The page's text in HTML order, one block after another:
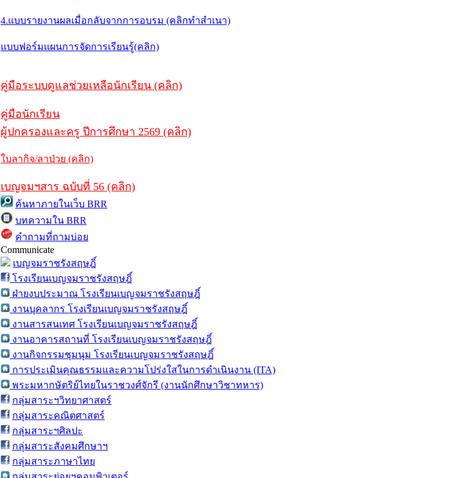
4.แบบรายงานผลเมื่อกลับจากการอบรม (คลิกทำสำเนา)
แบบฟอร์มแผนการจัดการเรียนรู้(คลิก)
คู่มือระบบดูแลช่วยเหลือนักเรียน (คลิก)
คู่มือนักเรียน
ผู้ปกครองและครู ปีการศึกษา 2569 (คลิก)
ใบลากิจ/ลาป่วย (คลิก)
เบญจมฯสาร ฉบับที่ 56 (คลิก)
ค้นหาภายในเว็บ BRR
บทความใน BRR
คำถามที่ถามบ่อย
Communicate
เบญจมราชรังสฤษฎิ์
โรงเรียนเบญจมราชรังสฤษฎิ์
ฝ่ายงบประมาณ โรงเรียนเบญจมราชรังสฤษฎิ์
งานบุคลากร โรงเรียนเบญจมราชรังสฤษฎิ์
งานสารสนเทศ โรงเรียนเบญจมราชรังสฤษฎิ์
งานอาคารสถานที่ โรงเรียนเบญจมราชรังสฤษฎิ์
งานกิจกรรมชุมนุม โรงเรียนเบญจมราชรังสฤษฎิ์
การประเมินคุณธรรมและความโปร่งใสในการดำเนินงาน (ITA)
พระมหากษัตริย์ไทยในราชวงศ์จักรี (งานนักศึกษาวิชาทหาร)
กลุ่มสาระฯวิทยาศาสตร์
กลุ่มสาระคณิตศาสตร์
กลุ่มสาระฯศิลปะ
กลุ่มสาระสังคมศึกษาฯ
กลุ่มสาระภาษาไทย